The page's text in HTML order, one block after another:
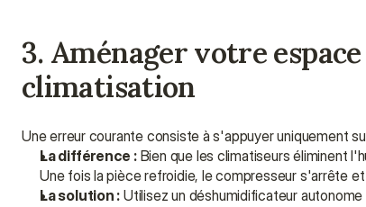
3. Aménager votre
climatisation
Une erreur courante consiste à s'appuyer uniquement
La différence : Bien que les climatiseurs éliminent
Une fois la pièce refroidie, le compresseur s'arrête
La solution : Utilisez un déshumidificateur